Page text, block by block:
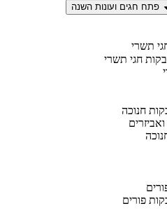
חגים ועונות השנה
תשרי
חגי תשרי
חנוכה
פורים